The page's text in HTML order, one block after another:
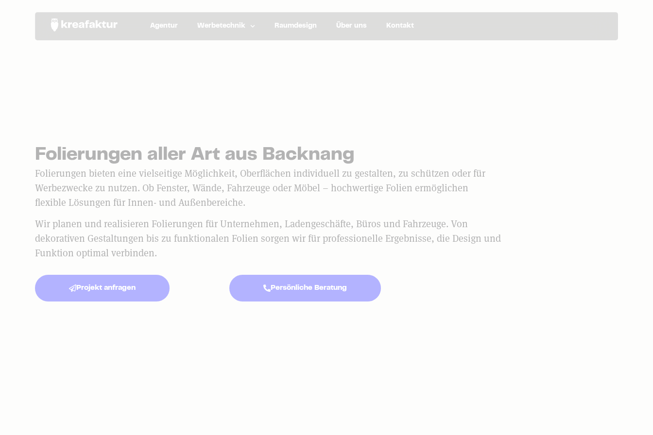
Agentur Werbetechnik Raumdesign Über uns Kontakt
Folierungen aller Art aus Backnang
Folierungen bieten eine vielseitige Möglichkeit, Oberflächen individuell zu gestalten, zu schützen oder für
Werbezwecke zu nutzen. Ob Fenster, Wände, Fahrzeuge oder Möbel – hochwertige Folien ermöglichen
flexible Lösungen für Innen- und Außenbereiche.
Wir planen und realisieren Folierungen für Unternehmen, Ladengeschäfte, Büros und Fahrzeuge. Von
dekorativen Gestaltungen bis zu funktionalen Folien sorgen wir für professionelle Ergebnisse, die Design und
Funktion optimal verbinden.
Projekt anfragen Persönliche Beratung